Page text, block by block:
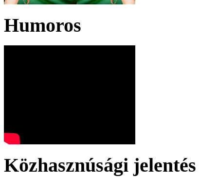
Humoros
Közhasznúsági jelentés